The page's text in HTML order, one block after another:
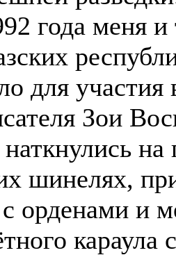
года меня и
для
Зои
шинелях,
орденами и
караула